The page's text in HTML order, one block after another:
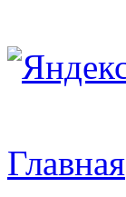
Главная